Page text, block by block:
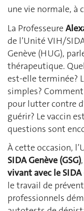
une vie normale, à
La Professeure
de l’Unité VIH/
Genève (HUG),
thérapeutique.
est-elle terminée?
simples?
pour lutter contre
guérir? Le vaccin
questions sont
À cette occasion,
SIDA Genève (GSG)
vivant avec le SIDA
le travail de
professionnels